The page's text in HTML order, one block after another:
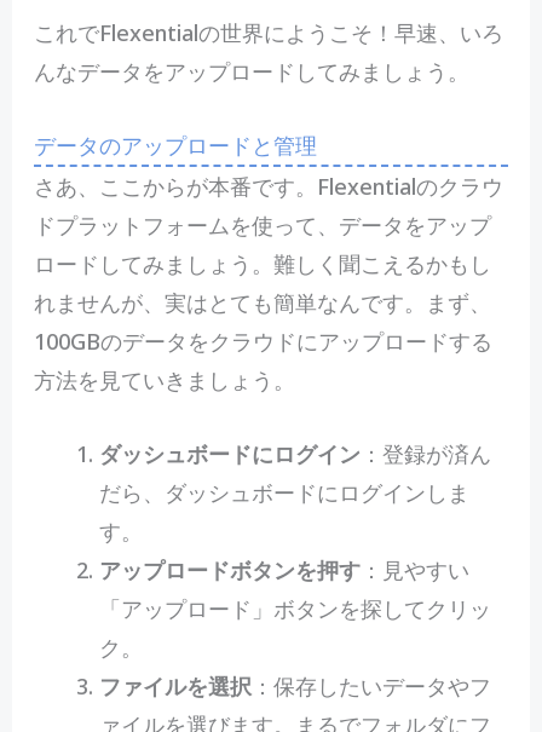
これでFlexentialの世界にようこそ！早速、いろ
んなデータをアップロードしてみましょう。
データのアップロードと管理
さあ、ここからが本番です。Flexentialのクラウ
ドプラットフォームを使って、データをアップ
ロードしてみましょう。難しく聞こえるかもし
れませんが、実はとても簡単なんです。まず、
100GBのデータをクラウドにアップロードする
方法を見ていきましょう。
ダッシュボードにログイン ：登録が済ん
だら、ダッシュボードにログインしま
す。
アップロードボタンを押す：見やすい
「アップロード」ボタンを探してクリッ
ク。
ファイルを選択 ：保存したいデータやフ
ァイルを選びます。まるでフォルダにフ